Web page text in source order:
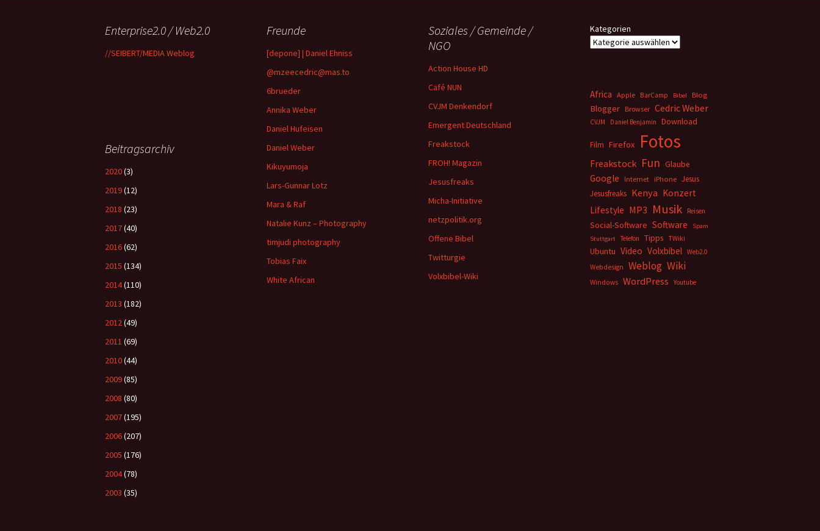
Enterprise2.0 / Web2.0
//SEIBERT/MEDIA Weblog
Freunde
[depone] | Daniel Ehniss
@mzeecedric@mas.to
6brueder
Annika Weber
Daniel Hufeisen
Daniel Weber
Kikuyumoja
Lars-Gunnar Lotz
Mara & Raf
Natalie Kunz – Photography
timjudi photography
Tobias Faix
White African
Soziales / Gemeinde /
NGO
Action House HD
Café NUN
CVJM Denkendorf
Emergent Deutschland
Freakstock
FROH! Magazin
Jesusfreaks
Micha-Initiative
netzpolitik.org
Offene Bibel
Twitturgie
Volxbibel-Wiki
Kategorien
Africa Apple BarCamp Bibel Blog
Blogger Browser Cedric Weber
CVJM Daniel Benjamin Download
Film Firefox Fotos
Freakstock Fun Glaube
Google Internet iPhone Jesus
Jesusfreaks Kenya Konzert
Lifestyle MP3 Musik Reisen
Social-Software Software
Spam
Stuttgart
Telefon Tipps TWiki
Ubuntu Video Volxbibel Web2.0
Webdesign
Weblog Wiki
Windows WordPress Youtube
Beitragsarchiv
2020(3)
2019(12)
2018 (23)
2017(40)
2016(62)
2015 (134)
2014(110)
2013 (182)
2012(49)
2011 (69)
2010(44)
2009(85)
2008 (80)
2007(195)
2006(207)
2005 (176)
2004(78)
2003 (35)